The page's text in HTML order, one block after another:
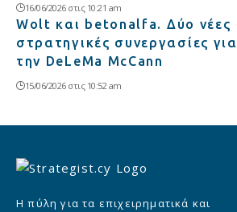
16/06/2026 στις 10:21 am
Wolt και betonalfa. Δύο νέες
στρατηγικές συνεργασίες για
την DeLeMa McCann
15/06/2026 στις 10:52 am
Η πύλη για τα επιχειρηματικά και